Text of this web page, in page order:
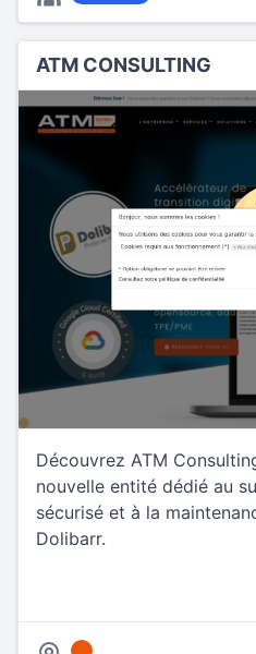
ATM CONSULTING
Découvrez ATM
nouvelle entité dédié au
sécurisé et à la
Dolibarr.